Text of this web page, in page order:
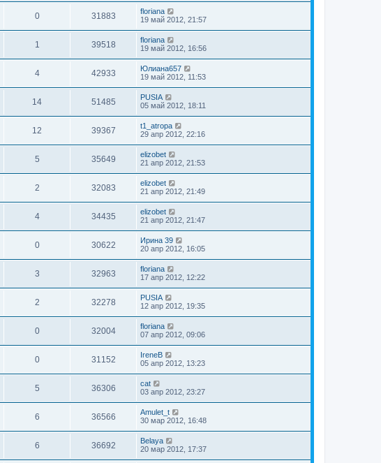
0 31883
floriana
19 май 2012, 21:57
1 39518
floriana
19 май 2012, 16:56
4 42933
Юлиана657
19 май 2012, 11:53
14 51485
PUSIA
05 май 2012, 18:11
12 39367
t1_atropa
29 апр 2012, 22:16
5 35649
elizobet
21 апр 2012, 21:53
2 32083
elizobet
21 апр 2012, 21:49
4 34435
elizobet
21 апр 2012, 21:47
0 30622
Ирина 39
20 апр 2012, 16:05
3 32963
floriana
17 апр 2012, 12:22
2 32278
PUSIA
12 апр 2012, 19:35
0 32004
floriana
07 апр 2012, 09:06
0 31152
IreneB
05 апр 2012, 13:23
5 36306
cat
03 апр 2012, 23:27
6 36566
Amulet_t
30 мар 2012, 16:48
6 36692
Belaya
20 мар 2012, 17:37